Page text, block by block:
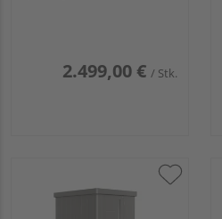
2.499,00 € / Stk.